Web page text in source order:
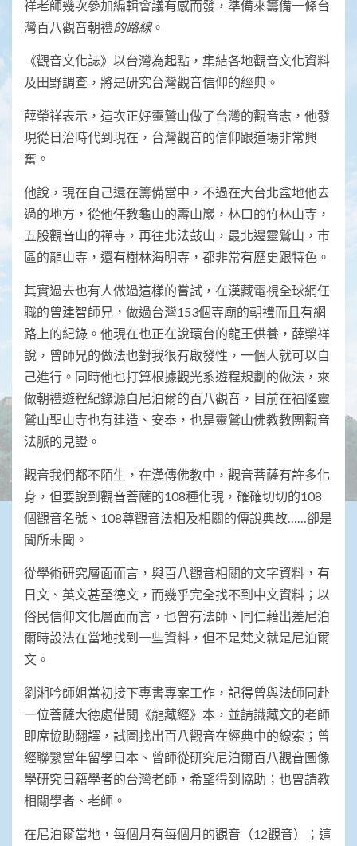
祥老師幾次參加編輯會議有感而發，準備來籌備一條台
灣百八觀音朝禮的路線。
《觀音文化誌》以台灣為起點，集結各地觀音文化資料
及田野調查，將是研究台灣觀音信仰的經典。
薛榮祥表示，這次正好靈鷲山做了台灣的觀音志，他發
現從日治時代到現在，台灣觀音的信仰跟道場非常興
奮。
他說，現在自己還在籌備當中，不過在大台北盆地他去
過的地方，從他任教龜山的壽山巖，林口的竹林山寺，
五股觀音山的禪寺，再往北法鼓山，最北邊靈鷲山，市
區的龍山寺，還有樹林海明寺，都非常有歷史跟特色。
其實過去也有人做過這樣的嘗試，在漢藏電視全球網任
職的曾建智師兄，做過台灣153個寺廟的朝禮而且有網
路上的紀錄。他現在也正在說環台的龍王供養，薛榮祥
說，曾師兄的做法也對我很有啟發性，一個人就可以自
己進行。同時他也打算根據觀光系遊程規劃的做法，來
做朝禮遊程紀錄源自尼泊爾的百八觀音，目前在福隆靈
鷲山聖山寺也有建造、安奉，也是靈鷲山佛教教團觀音
法脈的見證。
觀音我們都不陌生，在漢傳佛教中，觀音菩薩有許多化
身，但要說到觀音菩薩的108種化現，確確切切的108
個觀音名號、108尊觀音法相及相關的傳說典故……卻是
聞所未聞。
從學術研究層面而言，與百八觀音相關的文字資料，有
日文、英文甚至德文，而幾乎完全找不到中文資料；以
俗民信仰文化層面而言，也曾有法師、同仁藉出差尼泊
爾時設法在當地找到一些資料，但不是梵文就是尼泊爾
文。
劉湘吟師姐當初接下專書專案工作，記得曾與法師同赴
一位菩薩大德處借閱《龍藏經》本，並請識藏文的老師
即席協助翻譯，試圖找出百八觀音在經典中的線索；曾
經聯繫當年留學日本、曾師從研究尼泊爾百八觀音圖像
學研究日籍學者的台灣老師，希望得到協助；也曾請教
相關學者、老師。
在尼泊爾當地，每個月有每個月的觀音（12觀音）；這